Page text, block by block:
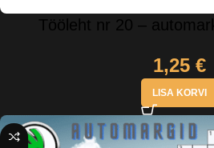
Tööleht nr 20 –
1,25 €
LISA KORVI